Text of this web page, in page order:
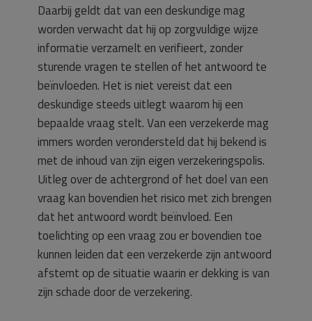
Daarbij geldt dat van een deskundige mag
worden verwacht dat hij op zorgvuldige wijze
informatie verzamelt en verifieert, zonder
sturende vragen te stellen of het antwoord te
beïnvloeden. Het is niet vereist dat een
deskundige steeds uitlegt waarom hij een
bepaalde vraag stelt. Van een verzekerde mag
immers worden verondersteld dat hij bekend is
met de inhoud van zijn eigen verzekeringspolis.
Uitleg over de achtergrond of het doel van een
vraag kan bovendien het risico met zich brengen
dat het antwoord wordt beïnvloed. Een
toelichting op een vraag zou er bovendien toe
kunnen leiden dat een verzekerde zijn antwoord
afstemt op de situatie waarin er dekking is van
zijn schade door de verzekering.